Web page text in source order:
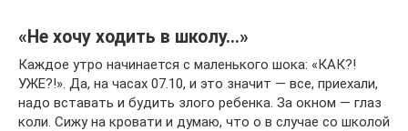
«Не хочу ходить в школу…»
Каждое утро начинается с маленького шока: «КАК?!
УЖЕ?!». Да, на часах 07.10, и это значит — все, приехали,
надо вставать и будить злого ребенка. За окном — глаз
коли. Сижу на кровати и думаю, что о в случае со школой